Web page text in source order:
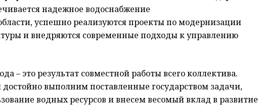
надежное водоснабжение
успешно реализуются проекты по модернизации
и внедряются современные подходы к управлению
– это результат совместной работы всего коллектива.
выполним поставленные государством задачи,
водных ресурсов и внесем весомый вклад в развитие